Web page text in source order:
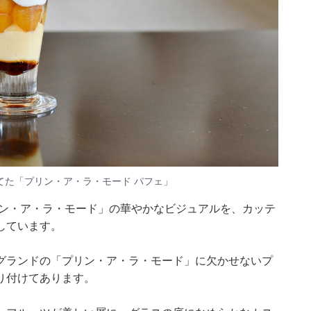
「プリン・ア・ラ・モード パフェ」
・ア・ラ・モード」の華やかなビジュアルを、カッテ
います。
ンドの「プリン・ア・ラ・モード」に欠かせないプ
けてあります。